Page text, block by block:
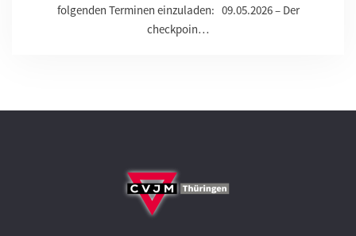
folgenden Terminen einzuladen: 09.05.2026 – Der
checkpoin…